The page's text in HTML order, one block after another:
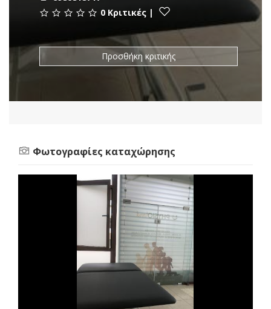
0 Κριτικές |
Προσθήκη κριτικής
Φωτογραφίες καταχώρησης